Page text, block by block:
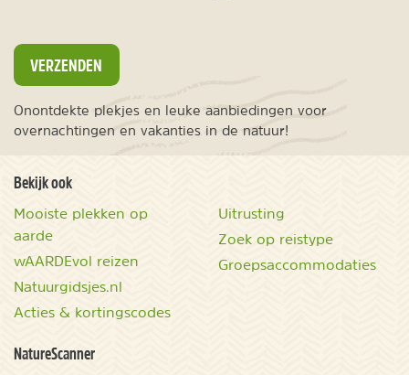
VERZENDEN
Onontdekte plekjes en leuke aanbiedingen voor
overnachtingen en vakanties in de natuur!
Bekijk ook
Mooiste plekken op
aarde
wAARDEvol reizen
Natuurgidsjes.nl
Acties & kortingscodes
Uitrusting
Zoek op reistype
Groepsaccommodaties
NatureScanner